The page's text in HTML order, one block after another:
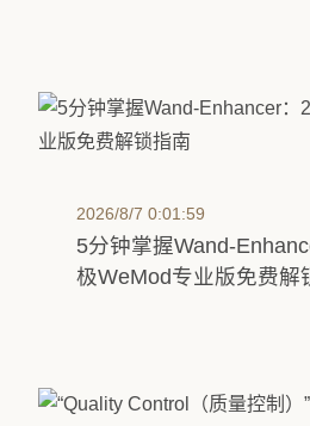
2026/8/7 0:01:59
5分钟掌握Wand-
极WeMod专业版免费解